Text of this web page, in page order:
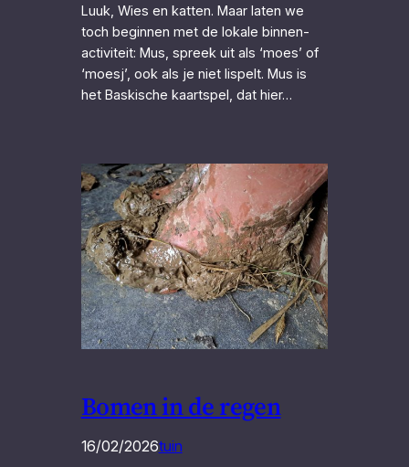
Luuk, Wies en katten. Maar laten we
toch beginnen met de lokale binnen-
activiteit: Mus, spreek uit als ‘moes’ of
‘moesj’, ook als je niet lispelt. Mus is
het Baskische kaartspel, dat hier…
Bomen in de regen
16/02/2026tuin